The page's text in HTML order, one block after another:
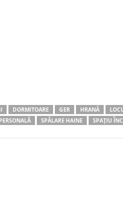
DORMITOARE GER HRANĂ
SPĂLARE HAINE SPAȚIU